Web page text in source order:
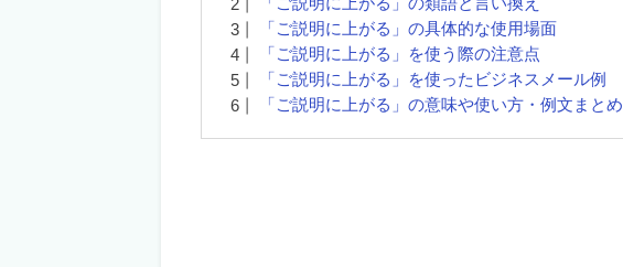
「ご説明に上がる」の具体的な使用場面
「ご説明に上がる」を使う際の注意点
「ご説明に上がる」を使ったビジネスメール例
「ご説明に上がる」の意味や使い方・例文まとめ